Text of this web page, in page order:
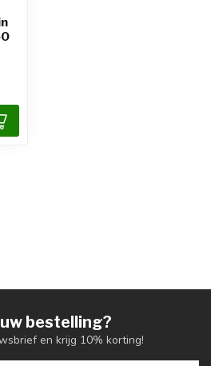
bestelling?
en krijg 10% korting!